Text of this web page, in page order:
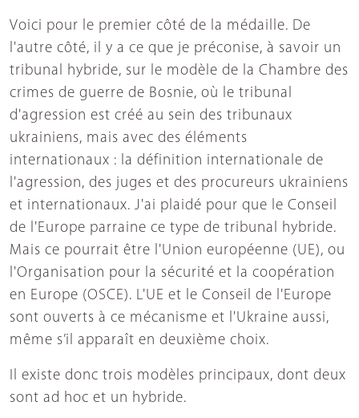
Voici pour le premier côté de la médaille. De
l'autre côté, il y a ce que je préconise, à savoir un
tribunal hybride, sur le modèle de la Chambre des
crimes de guerre de Bosnie, où le tribunal
d'agression est créé au sein des tribunaux
ukrainiens, mais avec des éléments
internationaux : la définition internationale de
l'agression, des juges et des procureurs ukrainiens
et internationaux. J'ai plaidé pour que le Conseil
de l'Europe parraine ce type de tribunal hybride.
Mais ce pourrait être l'Union européenne (UE), ou
l'Organisation pour la sécurité et la coopération
en Europe (OSCE). L'UE et le Conseil de l'Europe
sont ouverts à ce mécanisme et l'Ukraine aussi,
même s’il apparaît en deuxième choix.
Il existe donc trois modèles principaux, dont deux
sont ad hoc et un hybride.